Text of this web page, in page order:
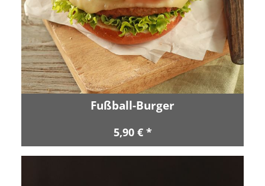
Fußball-Burger
5,90 € *